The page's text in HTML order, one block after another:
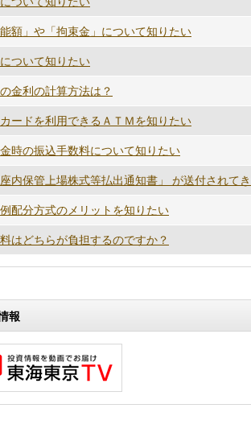
能額」や「拘束金」について知りたい
ついて知りたい
金利の計算方法は？
ードを利用できるＡＴＭを知りたい
時の振込手数料について知りたい
座内保管上場株式等払出通知書」 が送付されて
配分方式のメリットを知りたい
はどちらが負担するのですか？
報